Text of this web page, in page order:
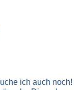
ich auch noch!